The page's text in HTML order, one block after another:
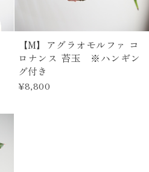
【M】アグラオモルファ コ
ロナンス 苔玉 ※ハンギン
グ付き
¥8,800